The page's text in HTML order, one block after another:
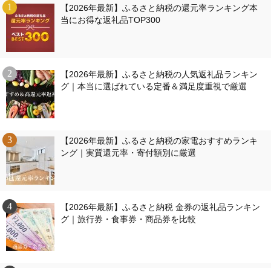
【2026年最新】ふるさと納税の還元率ランキング本
当にお得な返礼品TOP300
【2026年最新】ふるさと納税の人気返礼品ランキン
グ｜本当に選ばれている定番＆満足度重視で厳選
【2026年最新】ふるさと納税の家電おすすめランキ
ング｜実質還元率・寄付額別に厳選
【2026年最新】ふるさと納税 金券の返礼品ランキン
グ｜旅行券・食事券・商品券を比較